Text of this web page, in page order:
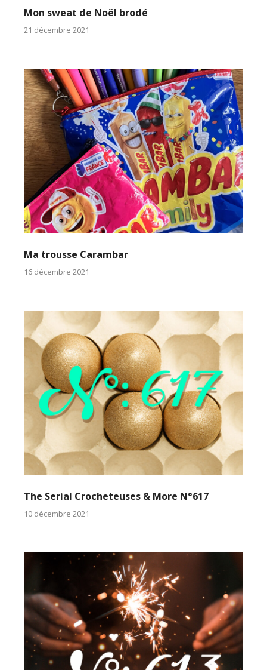
Mon sweat de Noël brodé
21 décembre 2021
Ma trousse Carambar
16 décembre 2021
The Serial Crocheteuses & More N°617
10 décembre 2021